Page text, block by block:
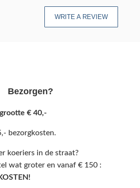
WRITE A REVIEW
Bezorgen?
€ 40,-
bezorgkosten.
koeriers in de straat?
wat groter en vanaf € 150 :